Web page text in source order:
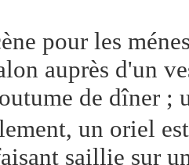
pour les
auprès d'un
de dîner ;
un oriel
saillie sur